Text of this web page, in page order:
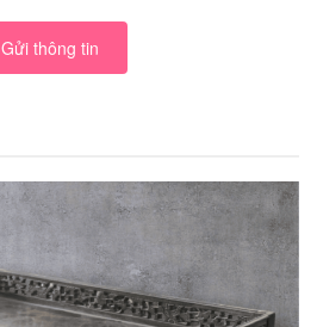
Gửi thông tin